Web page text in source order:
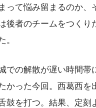
って悩み留まるのか、
後者のチームをつく
。
での解散が遅い時間帯
かった今回。西葛西
鼓を打つ。結果、定